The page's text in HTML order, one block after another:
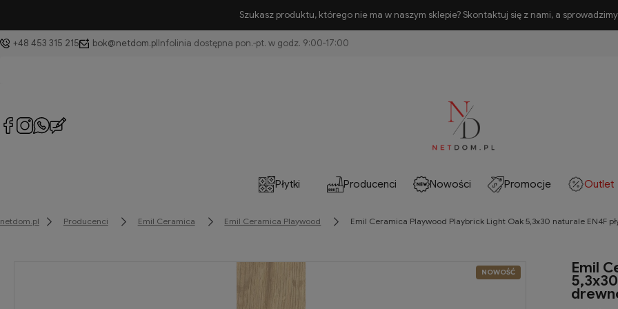
Szukasz produktu, którego nie ma w naszym sklepie? Skontaktuj się z nami, a
+48 453 315 215 bok@netdom.pl
Płytki Producenci Nowości Promocje Outlet
netdom.pl Producenci Emil Ceramica Emil Ceramica Playwood Emil Ceramica Playwood Playbrick Light Oak 5,3x30 naturale EN4F
NOWOŚĆ Emil